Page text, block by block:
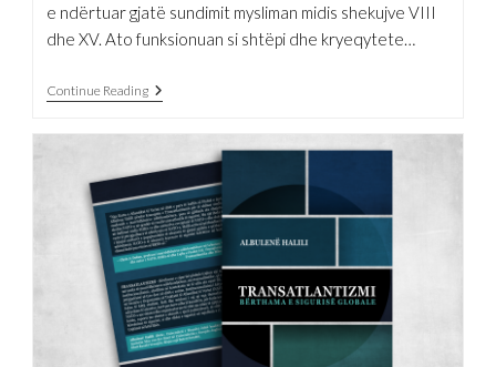
e ndërtuar gjatë sundimit mysliman midis shekujve VIII
dhe XV. Ato funksionuan si shtëpi dhe kryeqytete…
Continue ReadingKështjella
E
Maqedonia
Pa
Mbiemër